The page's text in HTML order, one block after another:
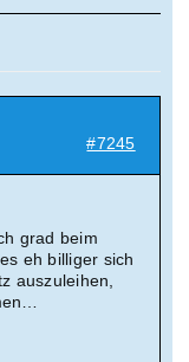
#7245
grad beim
eh billiger sich
auszuleihen,